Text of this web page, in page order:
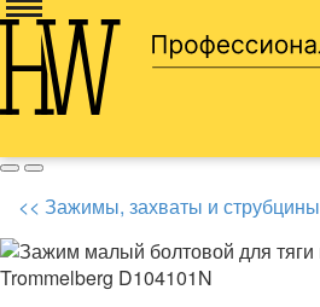
Доставка по всей россии
8 905 669 66 13
<< Зажимы, захваты и струбцины